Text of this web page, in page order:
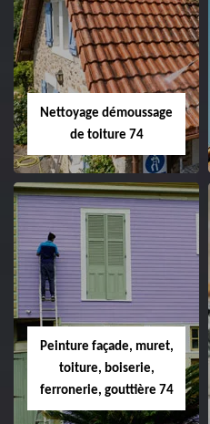
Nettoyage démoussage
de toiture 74
Peinture façade, muret,
toiture, boiserie,
ferronerie, gouttière 74